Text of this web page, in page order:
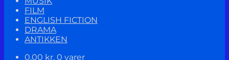
FILM
ENGLISH FICTION
DRAMA
ANTIKKEN
0,00 kr. 0 varer